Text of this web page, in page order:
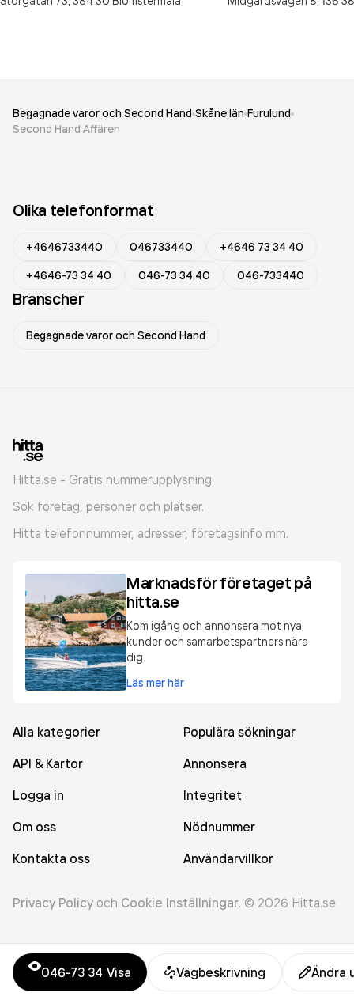
046-73 34 Visa Vägbeskrivning Ändra
Begagnade varor och Second Hand Skåne län Furulund
Second Hand Affären
Olika telefonformat
+4646733440 046733440
+4646 73 34 40
+4646-73 34 40
046-73 34 40 046-733440
Branscher
Begagnade varor och Second Hand
Hitta.se - Gratis nummerupplysning.
Sök företag, personer och platser.
Hitta telefonnummer, adresser, företagsinfo mm.
Marknadsför företaget på
hitta.se
Kom igång och annonsera mot nya
kunder och samarbetspartners nära
dig.
Läs mer här
Alla kategorier
Populära sökningar
API & Kartor
Annonsera
Logga in
Integritet
Om oss
Nödnummer
Kontakta oss
Användarvillkor
Privacy Policy och Cookie Inställningar. © 2026 Hitta.se